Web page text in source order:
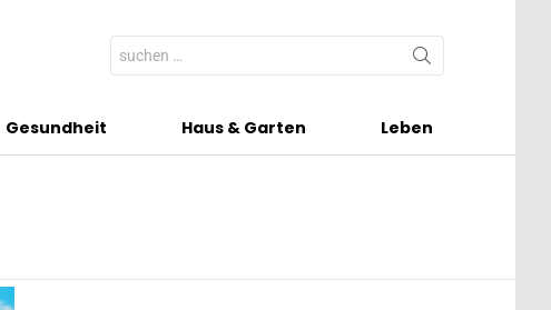
Search
for:
Gesundheit Haus & Garten Leben